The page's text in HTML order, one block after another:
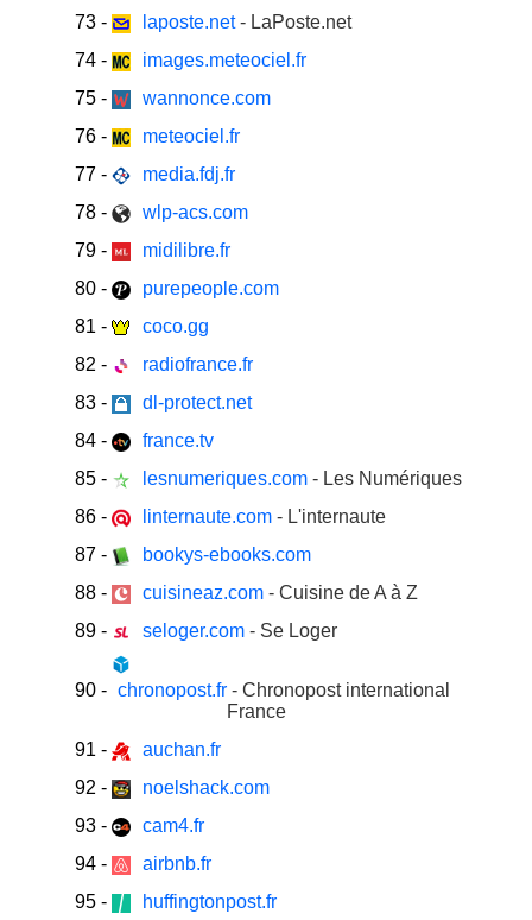
73 - laposte.net- LaPoste.net
74 -
images.meteociel.fr
75 -
wannonce.com
76 -
meteociel.fr
77 -
media.fdj.fr
78 -
wlp-acs.com
79 -
midilibre.fr
80 -
purepeople.com
81 -
coco.gg
82 -
radiofrance.fr
83 -
dl-protect.net
84 -
france.tv
85 - lesnumeriques.com - Les Numériques
86 - linternaute.com - L'internaute
87 -
bookys-ebooks.com
88 - cuisineaz.com - Cuisine de A à Z
89 - seloger.com - Se Loger
90 - chronopost.fr - Chronopost international
France
91 -
auchan.fr
92 -
noelshack.com
93 -
cam4.fr
94 -
airbnb.fr
95 -
huffingtonpost.fr